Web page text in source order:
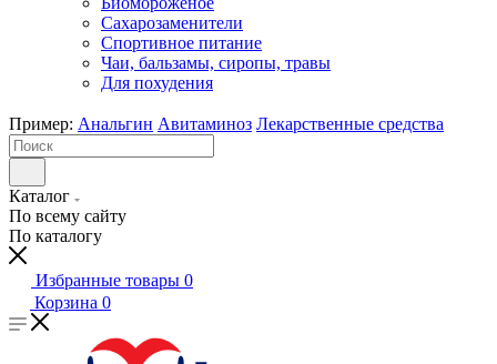
Сахарозаменители
Спортивное питание
Чаи, бальзамы, сиропы, травы
Для похудения
Пример: Анальгин Авитаминоз Лекарственные средства
Каталог
По всему сайту
По каталогу
Избранные товары 0
Корзина 0